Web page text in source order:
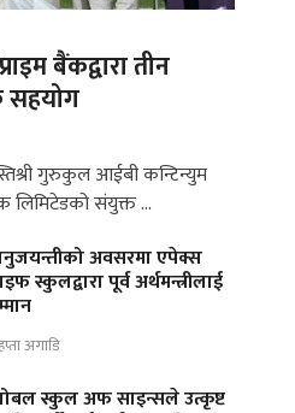
बैंकद्वारा तीन
सहयोग
गुरुकुल आईबी कन्टिन्युम
लिमिटेडको संयुक्त …
अवसरमा एपेक्स
स्कुलद्वारा पूर्व अर्थमन्त्रीलाई
अगाडि
स्कुल अफ साइन्सले उत्कृष्ट